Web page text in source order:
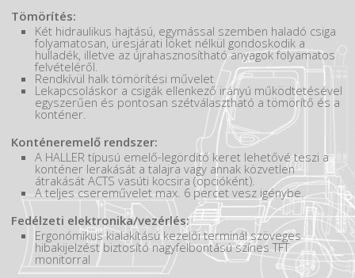
Tömörítés:
Két hidraulikus hajtású, egymással szemben haladó csiga
folyamatosan, üresjárati löket nélkül gondoskodik a
hulladék, illetve az újrahasznosítható anyagok folyamatos
felvételéről.
Rendkívül halk tömörítési művelet
Lekapcsoláskor a csigák ellenkező irányú működtetésével
egyszerűen és pontosan szétválasztható a tömörítő és a
konténer.
Konténeremelő rendszer:
A HALLER típusú emelő-legördítő keret lehetővé teszi a
konténer lerakását a talajra vagy annak közvetlen
átrakását ACTS vasúti kocsira (opcióként).
A teljes csereművelet max. 6 percet vesz igénybe.
Fedélzeti elektronika/vezérlés:
Ergonómikus kialakítású kezelői terminál szöveges
hibakijelzést biztosító nagyfelbontású színes TFT
monitorral